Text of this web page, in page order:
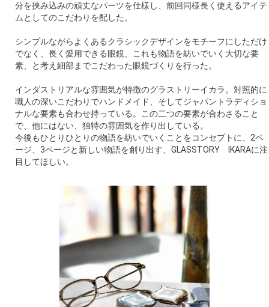
分を挟み込みの頑丈なパーツを仕様し、前回同様長く使えるアイテ
ムとしてのこだわりを配した。
シンプルながらよくあるクラシックデザインをモチーフにしただけ
でなく、長く愛用できる眼鏡、これも物語を紡いでいく大切な要
素、と考え細部までこだわった眼鏡づくりを行った。
インダストリアルな雰囲気が特徴のグラストリーイカラ。対照的に
職人の深いこだわりでハンドメイド、そしてジャパントラディショ
ナルな要素も合わせ持っている。この二つの要素が合わさること
で、他にはない、独特の雰囲気を作り出している。
今後もひとりひとりの物語を紡いでいくことをコンセプトに、2ペ
ージ、3ページと新しい物語を創り出す、GLASSTORY IKARAに注
目してほしい。